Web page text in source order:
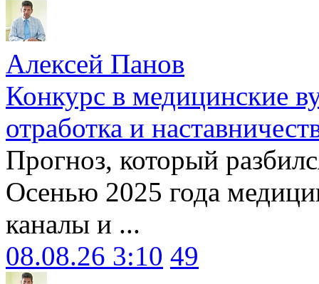
Алексей Панов
Конкурс в медицинские
отработка и
Прогноз, который
Осенью 2025 года
каналы и ...
08.08.26 3:10 49